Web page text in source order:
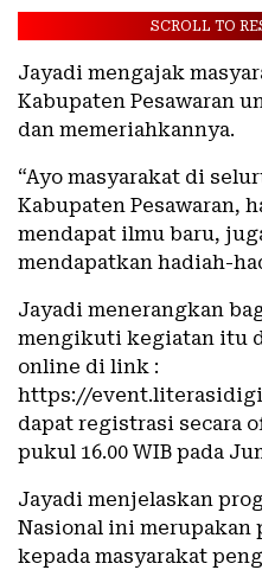
SCROLL TO
Jayadi mengajak
Kabupaten Pesawaran
dan memeriahkannya.
“Ayo masyarakat di
Kabupaten Pesawaran,
mendapat ilmu baru,
mendapatkan hadiah-
Jayadi menerangkan
mengikuti kegiatan itu
online di link :
https://
dapat registrasi secara
pukul 16.00 WIB pada
Jayadi menjelaskan
Nasional ini
kepada masyarakat